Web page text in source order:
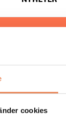
cookies
oss läser du